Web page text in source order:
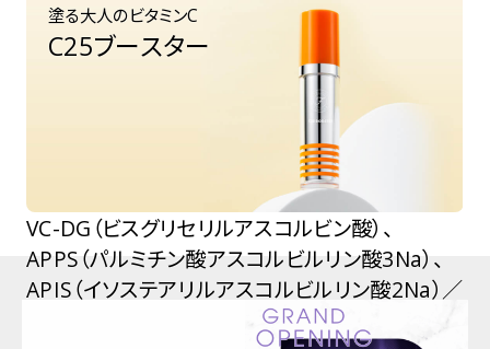
塗る大人のビタミンC
C25ブースター
VC-DG（ビスグリセリルアスコルビン酸）、
APPS（パルミチン酸アスコルビルリン酸3Na）、
APIS（イソステアリルアスコルビルリン酸2Na）／